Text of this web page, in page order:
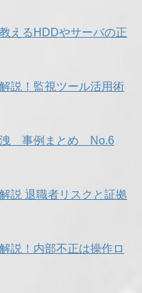
えるHDDやサーバの正
説！監視ツール活用術
事例まとめ No.6
説 退職者リスクと証拠
説！内部不正は操作ロ